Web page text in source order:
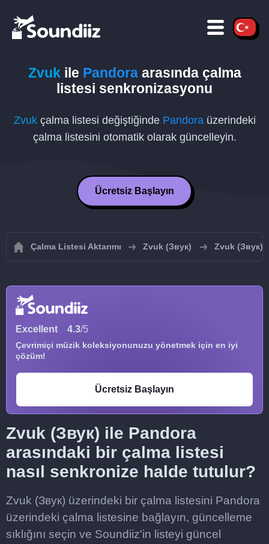
Zvukile Pandoraarasında çalma
listesi senkronizasyonu
Zvukçalma listesi değiştiğinde Pandoraüzerindeki
çalma listesini otomatik olarak güncelleyin.
Ücretsiz Başlayın
Çalma Listesi Aktarımı Zvuk (Звук) Zvuk (Звук)
Excellent 4.3/5
Çevrimiçi müzik koleksiyonunuzu yönetmek için en iyi
çözüm!
Ücretsiz Başlayın
Zvuk (Звук) ile Pandora
arasındaki bir çalma listesi
nasıl senkronize halde tutulur?
Zvuk (Звук) üzerindeki bir çalma listesini Pandora
üzerindeki çalma listesine bağlayın, güncelleme
sıklığını seçin ve Soundiiz'in listeyi güncel